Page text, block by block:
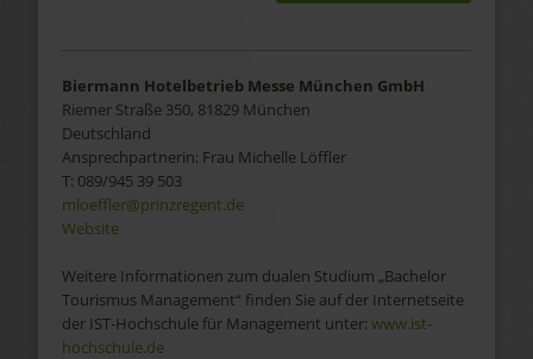
Biermann Hotelbetrieb Messe München GmbH
Riemer Straße 350, 81829 München
Deutschland
Ansprechpartnerin: Frau Michelle Löffler
T: 089/945 39 503
mloeffler@prinzregent.de
Website
Weitere Informationen zum dualen Studium „Bachelor
Tourismus Management“ finden Sie auf der Internetseite
der IST-Hochschule für Management unter: www.ist-
hochschule.de